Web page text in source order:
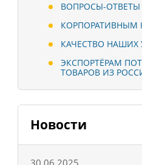
ВОПРОСЫ-ОТВЕТЫ
КОРПОРАТИВНЫМ
КАЧЕСТВО НАШИХ
ЭКСПОРТЁРАМ
ТОВАРОВ ИЗ
Новости